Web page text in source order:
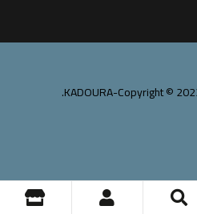
KADOURA-Copyright ©